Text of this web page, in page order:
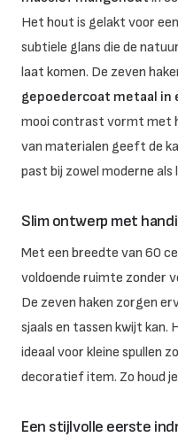
Het hout is gelakt voor
subtiele glans die de
laat komen. De zeven
gepoedercoat metaal in
mooi contrast vormt met
van materialen geeft de
past bij zowel moderne als
Slim ontwerp met
Met een breedte van 60
voldoende ruimte zonder
De zeven haken zorgen
sjaals en tassen kwijt kan.
ideaal voor kleine spullen
decoratief item. Zo houd
Een stijlvolle eerste